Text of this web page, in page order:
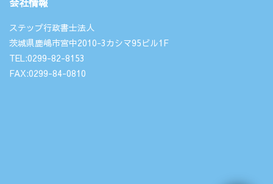
ステップ行政書士法人
茨城県鹿嶋市宮中2010-3カシマ95ビル1F
TEL:0299-82-8153
FAX:0299-84-0810